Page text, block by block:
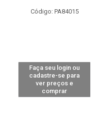
Código: PA84015
Faça seu login ou
cadastre-se para
ver preços e
comprar